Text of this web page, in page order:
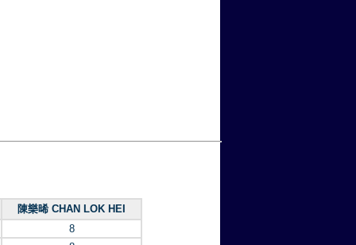
陳樂晞 CHAN LOK HEI
8